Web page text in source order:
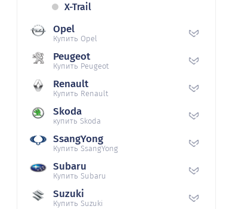
X-Trail
Opel
Купить Opel
Peugeot
Купить Peugeot
Renault
Купить Renault
Skoda
купить Skoda
SsangYong
Купить SsangYong
Subaru
Купить Subaru
Suzuki
Купить Suzuki